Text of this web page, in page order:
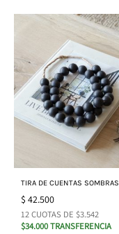
TIRA DE CUENTAS SOMBRAS
$ 42.500
12 CUOTAS DE $3.542
$34.000 TRANSFERENCIA